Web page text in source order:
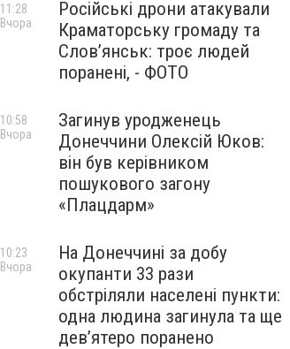
Російські дрони атакували
Краматорську громаду та
Слов’янськ: троє людей
поранені, - ФОТО
11:28
Вчора
Загинув уродженець
Донеччини Олексій Юков:
він був керівником
пошукового загону
«Плацдарм»
10:58
Вчора
На Донеччині за добу
окупанти 33 рази
обстріляли населені пункти:
одна людина загинула та ще
девʼятеро поранено
10:23
Вчора